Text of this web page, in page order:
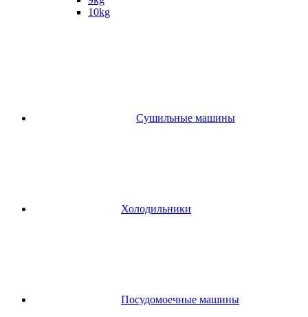
10kg
Сушильные машины
Холодильники
Посудомоечные машины